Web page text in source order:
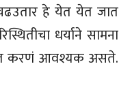
हे येत येत जात
धर्याने सामना
करणं आवश्यक असते.